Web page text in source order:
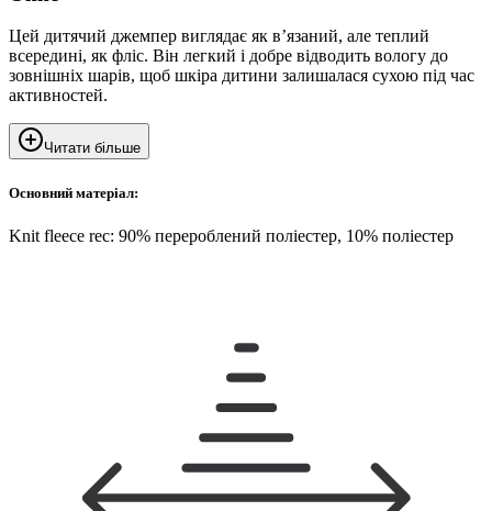
Цей дитячий джемпер виглядає як в’язаний, але теплий
всередині, як фліс. Він легкий і добре відводить вологу до
зовнішніх шарів, щоб шкіра дитини залишалася сухою під час
активностей.
Читати більше
Основний матеріал:
Knit fleece rec: 90% перероблений поліестер, 10% поліестер